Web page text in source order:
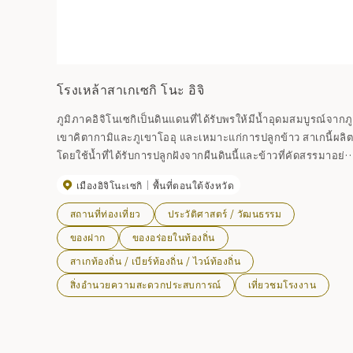
โรงเหล้าสาเกเซกิ โนะ อิจิ
ภูมิภาคอิจิโนเซกิเป็นดินแดนที่ได้รับพรให้มีน้ำอุดมสมบูรณ์จากภู
เขาคิตากามิและภูเขาโออุ และเหมาะแก่การปลูกข้าว สาเกนี้ผลิต
โดยใช้น้ำที่ได้รับการปลูกฝังจากผืนดินนี้และข้าวที่คัดสรรมาอย่า
Nanbu Toji นอกจากนี้ โรงงานแห่งนี้ยังผลิตเบียร์ "อิวาเตะ คุระ"
ของตัวเองอีกด้วย นอกจากนี้ยังมีร้านกาแฟและร้านอาหารที่ให้
บริการอาหารท้องถิ่นและอาหารที่ทำจากวัตถุดิบในท้องถิ่นอีกด้วย
[ผลิตภัณฑ์หลัก] เซกิโนะอิจิ
เมืองอิจิโนะเซกิ พื้นที่ตอนใต้จังหวัด
สถานที่ท่องเที่ยว
ประวัติศาสตร์ / วัฒนธรรม
ของฝาก
ของอร่อยในท้องถิ่น
สาเกท้องถิ่น / เบียร์ท้องถิ่น / ไวน์ท้องถิ่น
สิ่งอำนวยความสะดวกประสบการณ์
เที่ยวชมโรงงาน